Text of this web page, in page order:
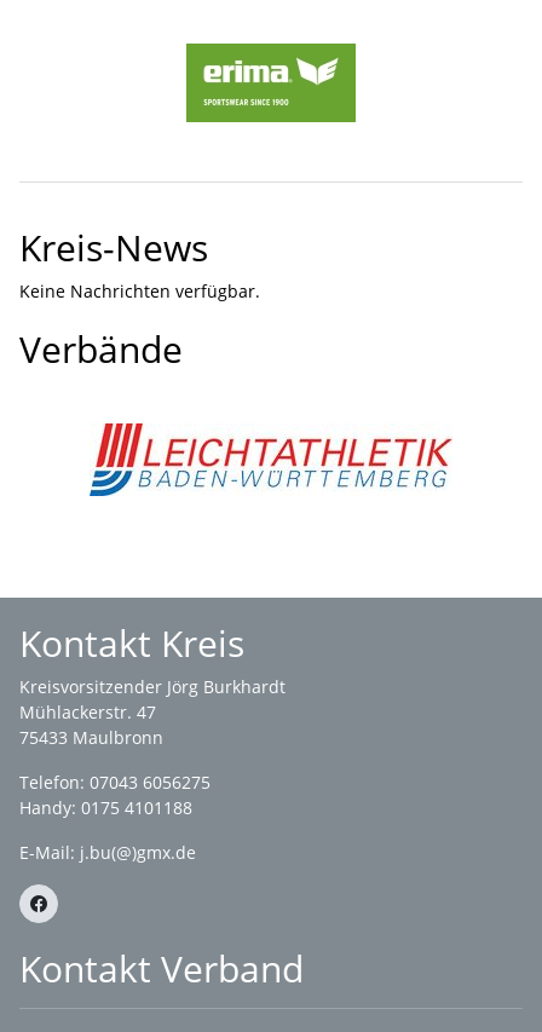
Kreis-News
Keine Nachrichten verfügbar.
Verbände
Kontakt Kreis
Kreisvorsitzender Jörg Burkhardt
Mühlackerstr. 47
75433 Maulbronn
Telefon: 07043 6056275
Handy: 0175 4101188
E-Mail: j.bu(@)gmx.de
Kontakt Verband